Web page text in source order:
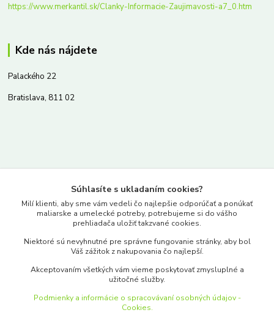
https://www.merkantil.sk/Clanky-Informacie-Zaujimavosti-a7_0.htm
Kde nás nájdete
Palackého 22
Bratislava, 811 02
www.merkantil.sk
Pondelok-Piatok: 9.00-17.00hod.
objednavky@merkantil-obchod.sk
Súhlasíte s ukladaním cookies?
Milí klienti, aby sme vám vedeli čo najlepšie odporúčať a ponúkať
maliarske a umelecké potreby, potrebujeme si do vášho
prehliadača uložiť takzvané cookies.
Niektoré sú nevyhnutné pre správne fungovanie stránky, aby bol
Váš zážitok z nakupovania čo najlepší.
Akceptovaním všetkých vám vieme poskytovať zmysluplné a
užitočné služby.
Podmienky a informácie o spracovávaní osobných údajov -
Cookies.